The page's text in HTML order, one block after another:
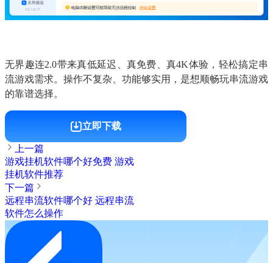
无界趣连2.0带来真低延迟、真免费、真4K体验，轻松搞定串
流游戏需求。操作不复杂、功能够实用，是想顺畅玩串流游戏
的靠谱选择。
立即下载
上一篇
游戏挂机软件哪个好免费 游戏
挂机软件推荐
下一篇
远程串流软件哪个好 远程串流
软件怎么操作